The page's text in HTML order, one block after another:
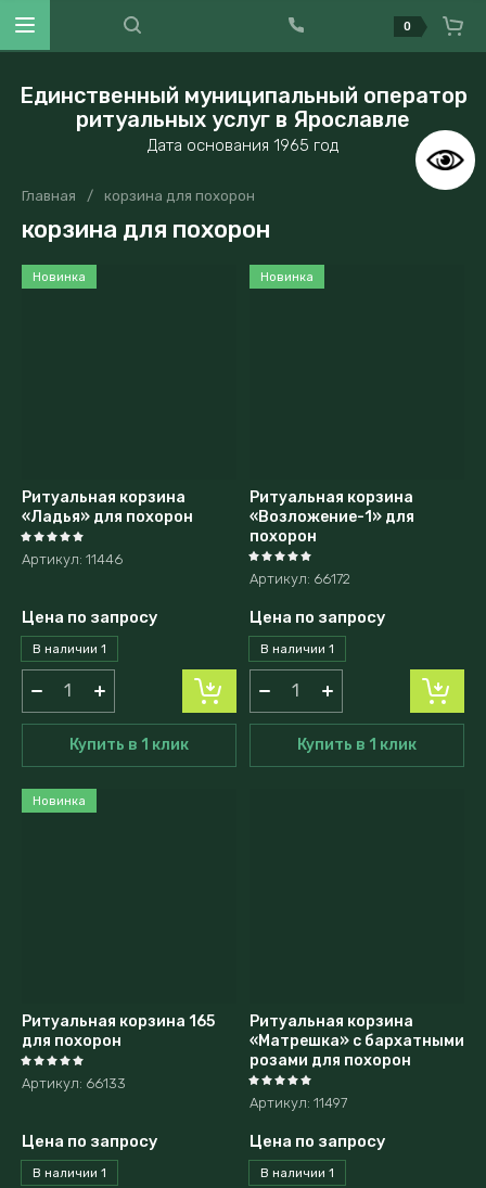
Единственный муниципальный оператор
ритуальных услуг в Ярославле
Дата основания 1965 год
0
Главная / корзина для похорон
корзина для похорон
Новинка
Ритуальная корзина
«Ладья» для похорон
Артикул: 11446
В наличии 1
Цена по запросу
Купить в 1 клик
Новинка
Ритуальная корзина
«Возложение-1» для
похорон
Артикул: 66172
В наличии 1
Цена по запросу
Купить в 1 клик
Новинка
Ритуальная корзина 165
для похорон
Артикул: 66133
В наличии 1
Цена по запросу
Ритуальная корзина
«Матрешка» с бархатными
розами для похорон
Артикул: 11497
В наличии 1
Цена по запросу